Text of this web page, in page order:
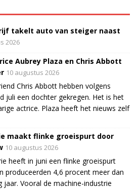
takelt auto van steiger naast
2026
Aubrey Plaza en Chris Abbott
10 augustus 2026
Chris Abbott hebben volgens
juli een dochter gekregen. Het is het
actrice. Plaza heeft het nieuws zelf
maakt flinke groeispurt door
10 augustus 2026
heeft in juni een flinke groeispurt
produceerden 4,6 procent meer dan
jaar. Vooral de machine-industrie